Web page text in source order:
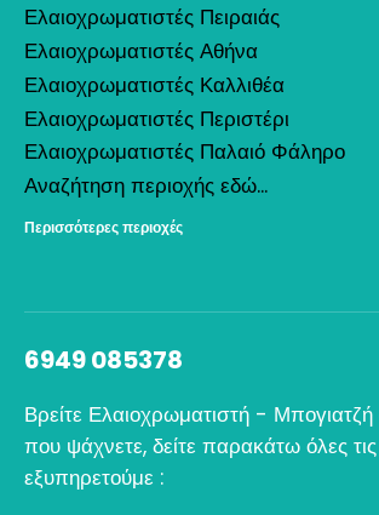
Ελαιοχρωματιστές Πειραιάς
Ελαιοχρωματιστές Αθήνα
Ελαιοχρωματιστές Καλλιθέα
Ελαιοχρωματιστές Περιστέρι
Ελαιοχρωματιστές Παλαιό Φάληρο
Αναζήτηση περιοχής εδώ...
Περισσότερες περιοχές
6949 085378
Βρείτε Ελαιοχρωματιστή -
που ψάχνετε, δείτε παρακάτω όλες
εξυπηρετούμε :